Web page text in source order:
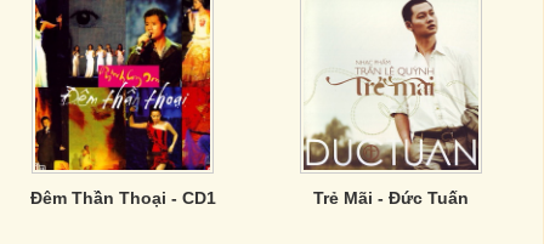
Đêm Thần Thoại - CD1 Trẻ Mãi - Đức Tuấn